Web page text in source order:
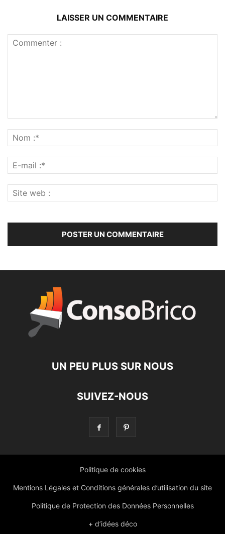
LAISSER UN COMMENTAIRE
UN PEU PLUS SUR NOUS
SUIVEZ-NOUS
Politique de cookies
Mentions Légales et Conditions générales d’utilisation du site
Politique de Protection des Données Personnelles
+ d’idées déco